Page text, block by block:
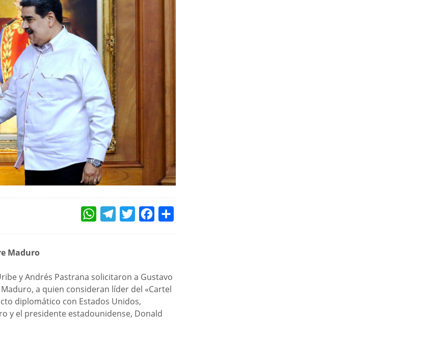
WHATSAPPTELEGRAMTWITTERFACEBOOK
Maduro
y Andrés Pastrana solicitaron a Gustavo
a quien consideran líder del «Cartel
diplomático con Estados Unidos,
y el presidente estadounidense, Donald